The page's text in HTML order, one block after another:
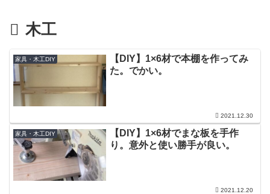
木工
家具・木工DIY
【DIY】1×6材で本棚を作ってみ
た。でかい。
2021.12.30
家具・木工DIY
【DIY】1×6材でまな板を手作
り。意外と使い勝手が良い。
2021.12.20